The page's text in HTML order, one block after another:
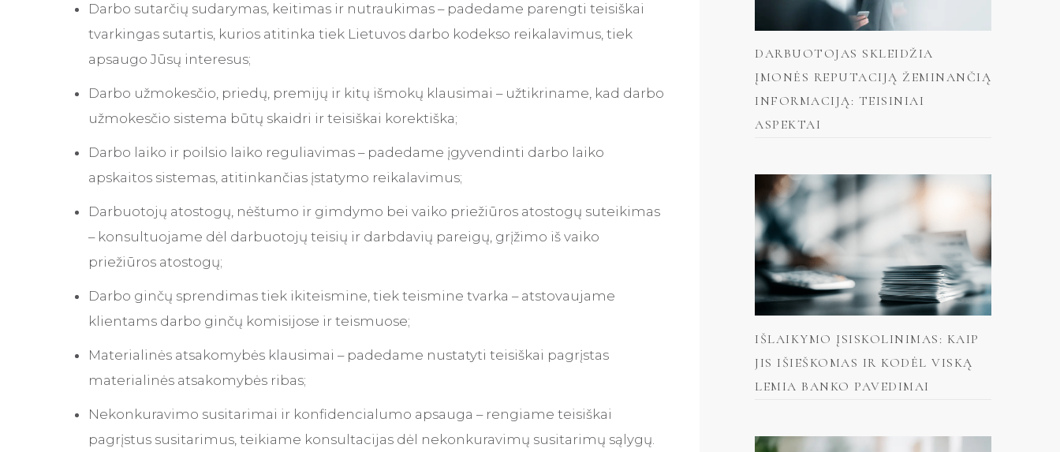
Darbo sutarčių sudarymas, keitimas ir nutraukimas – padedame parengti teisiškai
tvarkingas sutartis, kurios atitinka tiek Lietuvos darbo kodekso reikalavimus, tiek
apsaugo Jūsų interesus;
Darbo užmokesčio, priedų, premijų ir kitų išmokų klausimai – užtikriname, kad darbo
užmokesčio sistema būtų skaidri ir teisiškai korektiška;
Darbo laiko ir poilsio laiko reguliavimas – padedame įgyvendinti darbo laiko
apskaitos sistemas, atitinkančias įstatymo reikalavimus;
Darbuotojų atostogų, nėštumo ir gimdymo bei vaiko priežiūros atostogų suteikimas
– konsultuojame dėl darbuotojų teisių ir darbdavių pareigų, grįžimo iš vaiko
priežiūros atostogų;
Darbo ginčų sprendimas tiek ikiteismine, tiek teismine tvarka – atstovaujame
klientams darbo ginčų komisijose ir teismuose;
Materialinės atsakomybės klausimai – padedame nustatyti teisiškai pagrįstas
materialinės atsakomybės ribas;
Nekonkuravimo susitarimai ir konfidencialumo apsauga – rengiame teisiškai
pagrįstus susitarimus, teikiame konsultacijas dėl nekonkuravimų susitarimų sąlygų.
DARBUOTOJAS SKLEIDŽIA
ĮMONĖS REPUTACIJĄ ŽEMINANČIĄ
INFORMACIJĄ: TEISINIAI
ASPEKTAI
IŠLAIKYMO ĮSISKOLINIMAS: KAIP
JIS IŠIEŠKOMAS IR KODĖL VISKĄ
LEMIA BANKO PAVEDIMAI